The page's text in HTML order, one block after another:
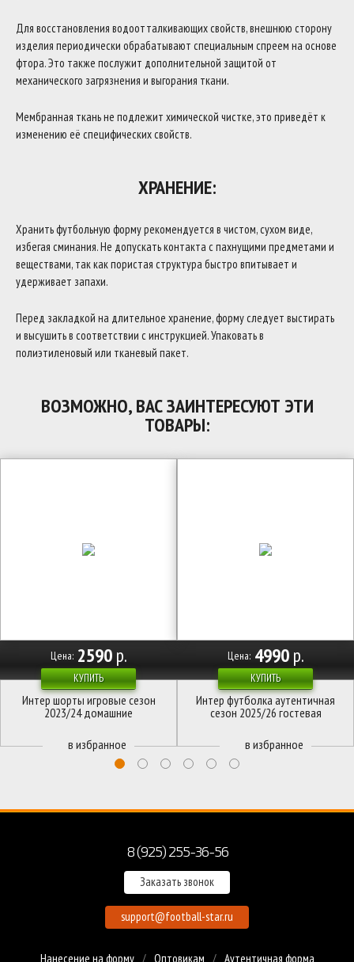
Для восстановления водоотталкивающих свойств, внешнюю сторону
изделия периодически обрабатывают специальным спреем на основе
фтора. Это также послужит дополнительной защитой от
механического загрязнения и выгорания ткани.
Мембранная ткань не подлежит химической чистке, это приведёт к
изменению её специфических свойств.
ХРАНЕНИЕ:
Хранить футбольную форму рекомендуется в чистом, сухом виде,
избегая сминания. Не допускать контакта с пахнущими предметами и
веществами, так как пористая структура быстро впитывает и
удерживает запахи.
Перед закладкой на длительное хранение, форму следует выстирать
и высушить в соответствии с инструкцией. Упаковать в
полиэтиленовый или тканевый пакет.
ВОЗМОЖНО, ВАС ЗАИНТЕРЕСУЮТ ЭТИ
ТОВАРЫ:
КУПИТЬ
Цена: 2590р.
Интер шорты игровые сезон
2023/24 домашние
КУПИТЬ
Цена: 4990р.
Интер футболка аутентичная
сезон 2025/26 гостевая
8 (925) 255-36-56
Заказать звонок
support@football-star.ru
Нанесение на форму Оптовикам Аутентичная форма